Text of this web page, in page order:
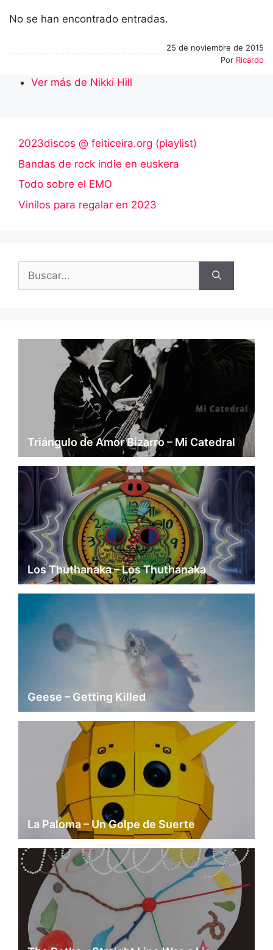
No se han encontrado entradas.
25 de noviembre de 2015
Por Ricardo
Ver más de Nikki Hill
2023discos @ feiticeira.org (playlist)
Bandas de rock indie en euskera
Todo sobre el EMO
Vinilos para regalar en 2023
Triángulo de Amor Bizarro – Mi Catedral
Los Thuthanaka – Los Thuthanaka
Geese – Getting Killed
La Paloma – Un Golpe de Suerte